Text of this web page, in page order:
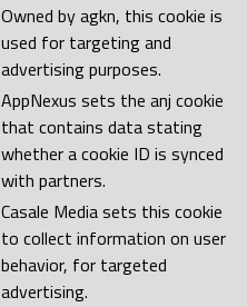
Owned by agkn, this cookie is
used for targeting and
advertising purposes.
AppNexus sets the anj cookie
that contains data stating
whether a cookie ID is synced
with partners.
Casale Media sets this cookie
to collect information on user
behavior, for targeted
advertising.